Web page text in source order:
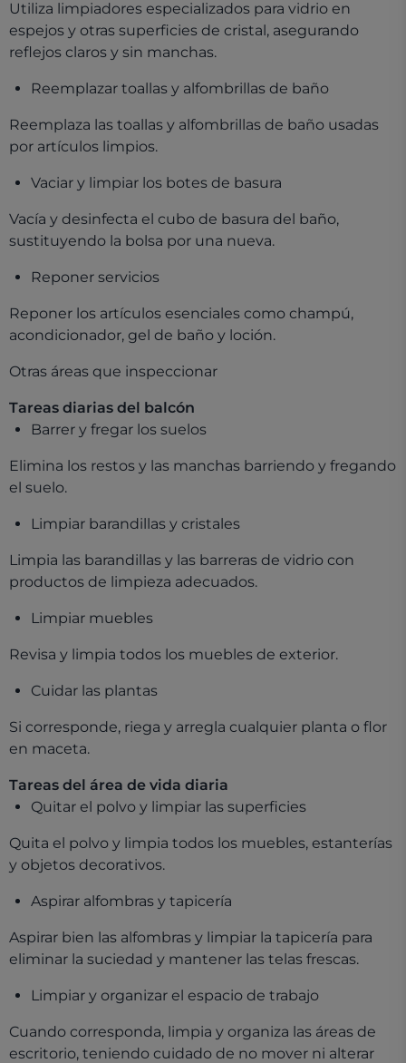
Utiliza limpiadores especializados para vidrio en
espejos y otras superficies de cristal, asegurando
reflejos claros y sin manchas.
Reemplazar toallas y alfombrillas de baño
Reemplaza las toallas y alfombrillas de baño usadas
por artículos limpios.
Vaciar y limpiar los botes de basura
Vacía y desinfecta el cubo de basura del baño,
sustituyendo la bolsa por una nueva.
Reponer servicios
Reponer los artículos esenciales como champú,
acondicionador, gel de baño y loción.
Otras áreas que inspeccionar
Tareas diarias del balcón
Barrer y fregar los suelos
Elimina los restos y las manchas barriendo y fregando
el suelo.
Limpiar barandillas y cristales
Limpia las barandillas y las barreras de vidrio con
productos de limpieza adecuados.
Limpiar muebles
Revisa y limpia todos los muebles de exterior.
Cuidar las plantas
Si corresponde, riega y arregla cualquier planta o flor
en maceta.
Tareas del área de vida diaria
Quitar el polvo y limpiar las superficies
Quita el polvo y limpia todos los muebles, estanterías
y objetos decorativos.
Aspirar alfombras y tapicería
Aspirar bien las alfombras y limpiar la tapicería para
eliminar la suciedad y mantener las telas frescas.
Limpiar y organizar el espacio de trabajo
Cuando corresponda, limpia y organiza las áreas de
escritorio, teniendo cuidado de no mover ni alterar